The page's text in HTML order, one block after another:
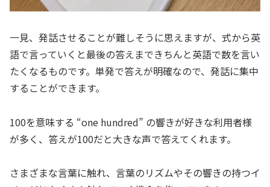
一見、発話させることが難しそうに思えますが、式から英
語で言っていくと最後の答えまできちんと英語で数を言い
たくなるものです。単発で答えが明確なので、発話に集中
することができます。
100を意味する “one hundred” の響きが好きな利用者様
が多く、答えが100だと大きな声で答えてくれます。
さまざまな言葉に触れ、言葉のリズムやその響きの持つイ